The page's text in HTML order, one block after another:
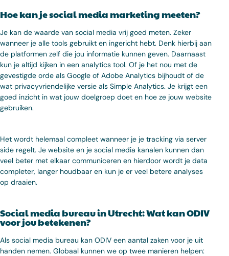
Hoe kan je social media marketing meeten?
Je kan de waarde van social media vrij goed meten. Zeker
wanneer je alle tools gebruikt en ingericht hebt. Denk hierbij aan
de platformen zelf die jou informatie kunnen geven. Daarnaast
kun je altijd kijken in een analytics tool. Of je het nou met de
gevestigde orde als Google of Adobe Analytics bijhoudt of de
wat privacyvriendelijke versie als Simple Analytics. Je krijgt een
goed inzicht in wat jouw doelgroep doet en hoe ze jouw website
gebruiken.
Het wordt helemaal compleet wanneer je je tracking via server
side regelt. Je website en je social media kanalen kunnen dan
veel beter met elkaar communiceren en hierdoor wordt je data
completer, langer houdbaar en kun je er veel betere analyses
op draaien.
Social media bureau in Utrecht: Wat kan ODIV
voor jou betekenen?
Als social media bureau kan ODIV een aantal zaken voor je uit
handen nemen. Globaal kunnen we op twee manieren helpen: